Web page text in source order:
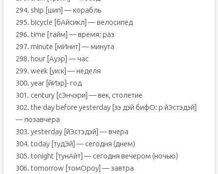
294. ship [шип] — корабль
295. bicycle [бAйсикл] — велосипед
296. time [тайм] — время; раз
297. minute [мИнит] — минута
298. hour [Aуэр] — час
299. week [уи:к] — неделя
300. year [йИэр]- год
301. century [сЭнчэри] — век, столетие
302. the day before yesterday [зэ дэй бифО: р йЭстэдэй]
— позавчера
303. yesterday [йЭстэдэй] — вчера
304. today [тудЭй] — сегодня (днем)
305. tonight [тунАйт] — сегодня вечером (ночью)
306. tomorrow [томОроу] — завтра